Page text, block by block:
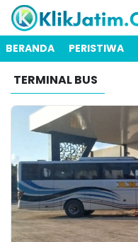
BERANDA PERISTIWA
TERMINAL BUS